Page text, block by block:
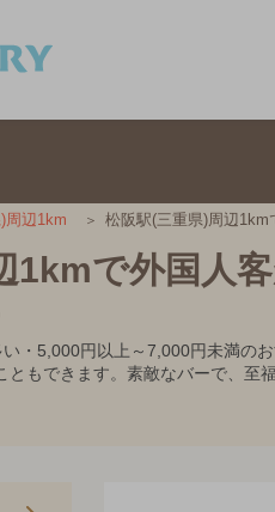
周辺1km 松阪駅(三重県)周辺
1kmで外国人
・5,000円以上～7,000円未満の
もできます。素敵なバーで、至